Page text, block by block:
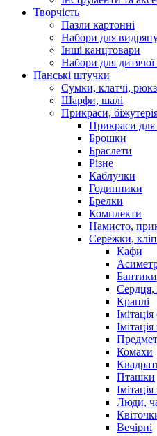
Творчість
Пазли картонні
Набори для
Інші канцтовари
Набори для дитячої
Панські штучки
Сумки, клатчі,
Шарфи, шалі
Прикраси,
Прикраси для
Брошки
Браслети
Різне
Каблучки
Годинники
Брелки
Комплекти
Намисто,
Сережки,
Кафи
Бантики
Краплі
Комахи
Пташки
Люди,
Вечірні